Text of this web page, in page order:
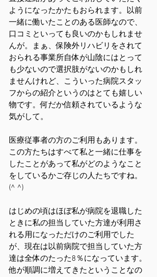
ようになったかたもおられます。以前
一緒に働いたことのある医師なので、
口コミといっても良いのかもしれませ
んが。まぁ、保険外リハビリをされて
おられる事業所自体が山陰にはとって
も少ないので選択肢がないのかもしれ
ませんけれど、こういった病院スタッ
フからの紹介というのはとても嬉しい
物です。何だか信頼されているような
気がして。
医療従事者の方のご利用もあります。
この方たちはすべて私と一緒に仕事を
したことがあって私がどのようなこと
をしているかご存じの人たちですね。
(^ ^)
はじめの頃はほぼ私が病院を退職した
ときに私の担当していた方達が利用さ
れる用になっただけのご利用でした
が、現在は以前病院で担当していた方
達は全体のたった8％になっています。
他が順調に増えてきたということなの